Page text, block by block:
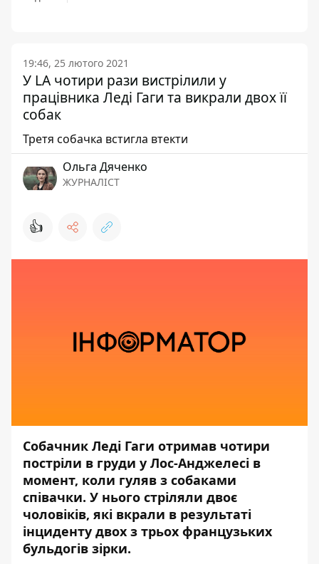
19:46, 25 лютого 2021
У LA чотири рази вистрілили у
працівника Леді Гаги та викрали двох її
собак
Третя собачка встигла втекти
Ольга Дяченко
ЖУРНАЛІСТ
👍
Собачник Леді Гаги отримав чотири
постріли в груди у Лос-Анджелесі в
момент, коли гуляв з собаками
співачки. У нього стріляли двоє
чоловіків, які вкрали в результаті
інциденту двох з трьох французьких
бульдогів зірки.